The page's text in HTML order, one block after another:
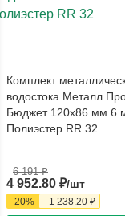
Комплект
водостока Металл
Бюджет 120x86 мм 6
Полиэстер RR 32
4 952.80 ₽/шт
6 191₽
-20% - 1 238.20 ₽